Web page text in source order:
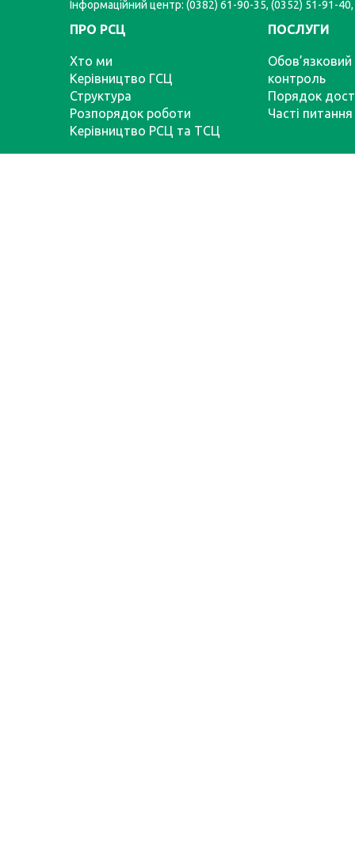
Інформаційний центр: (0382) 61-90-35, (0352) 51-91-
ПРО РСЦ
Хто ми
Керівництво ГСЦ
Структура
Розпорядок роботи
Керівництво РСЦ та ТСЦ
ПОСЛУГИ
Обов’язковий
контроль
Порядок
Часті питання